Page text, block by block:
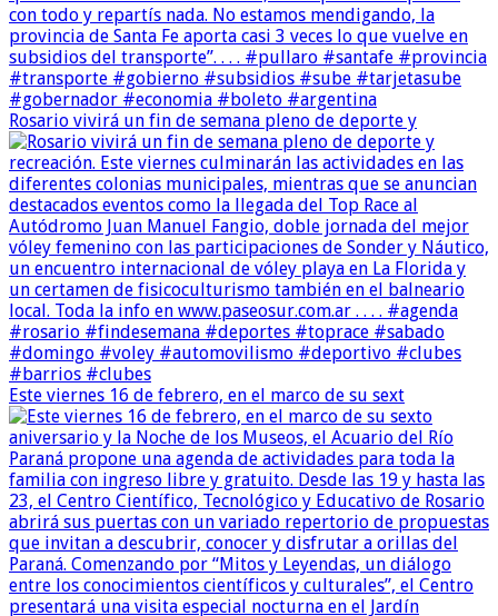
Rosario vivirá un fin de semana pleno de deporte y
Este viernes 16 de febrero, en el marco de su sext